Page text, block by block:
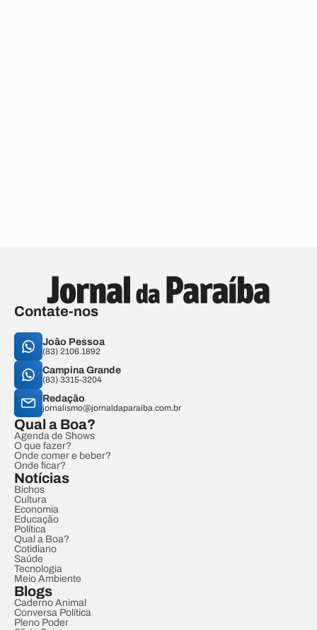
Contate-nos
João Pessoa
(83) 2106.1892
Campina Grande
(83) 3315-3204
Redação
jornalismo@jornaldaparaiba.com.br
Qual a Boa?
Agenda de Shows
O que fazer?
Onde comer e beber?
Onde ficar?
Notícias
Bichos
Cultura
Economia
Educação
Política
Qual a Boa?
Cotidiano
Saúde
Tecnologia
Meio Ambiente
Blogs
Caderno Animal
Conversa Política
Pleno Poder